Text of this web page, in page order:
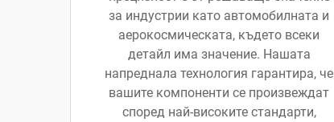
за индустрии като автомобилната и
аерокосмическата, където всеки
детайл има значение. Нашата
напреднала технология гарантира, че
вашите компоненти се произвеждат
според най-високите стандарти,